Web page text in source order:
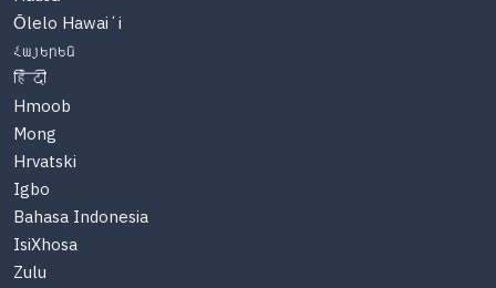
Ōlelo Hawaiʻi
Հայերեն
हिंदी
Hmoob
Mong
Hrvatski
Igbo
Bahasa Indonesia
IsiXhosa
Zulu